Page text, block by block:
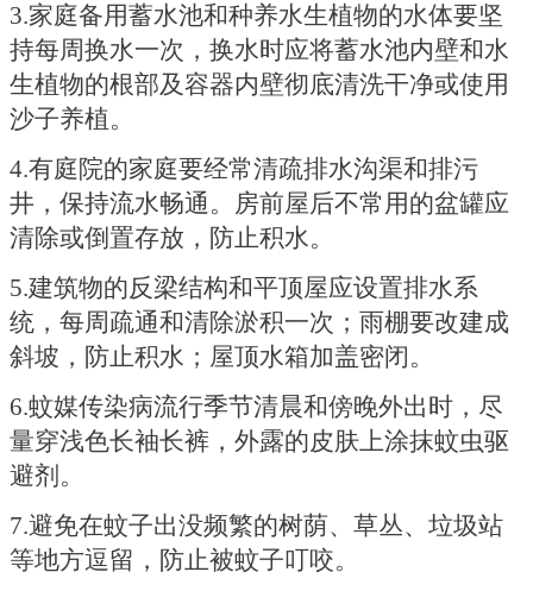
3.家庭备用蓄水池和种养水生植物的水体要坚
持每周换水一次，换水时应将蓄水池内壁和水
生植物的根部及容器内壁彻底清洗干净或使用
沙子养植。
4.有庭院的家庭要经常清疏排水沟渠和排污
井，保持流水畅通。房前屋后不常用的盆罐应
清除或倒置存放，防止积水。
5.建筑物的反梁结构和平顶屋应设置排水系
统，每周疏通和清除淤积一次；雨棚要改建成
斜坡，防止积水；屋顶水箱加盖密闭。
6.蚊媒传染病流行季节清晨和傍晚外出时，尽
量穿浅色长袖长裤，外露的皮肤上涂抹蚊虫驱
避剂。
7.避免在蚊子出没频繁的树荫、草丛、垃圾站
等地方逗留，防止被蚊子叮咬。